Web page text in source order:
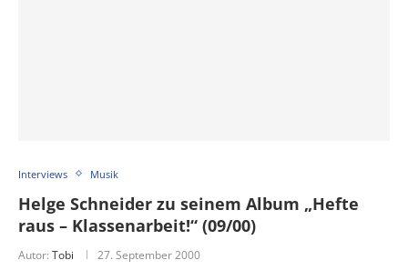
Interviews Musik
Helge Schneider zu seinem Album „Hefte
raus – Klassenarbeit!“ (09/00)
Autor: Tobi 27. September 2000